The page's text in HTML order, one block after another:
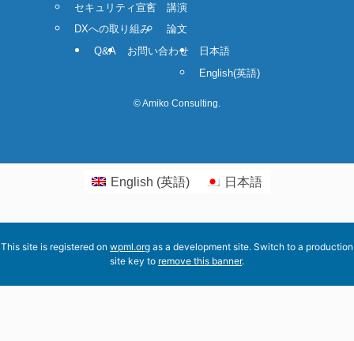
セキュリティ宣言
DXへの取り組み
講演
論文
Q&A お問い合わせ
日本語
English(英語)
©Amiko Consulting.
English (英語) 日本語
This site is registered on wpml.org as a development site. Switch to a production
site key to remove this banner.